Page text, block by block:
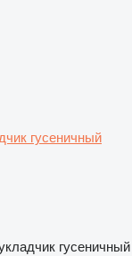
гусеничный
гусеничный